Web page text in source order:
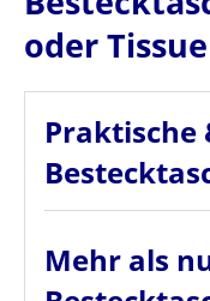
oder
Praktische
Mehr als